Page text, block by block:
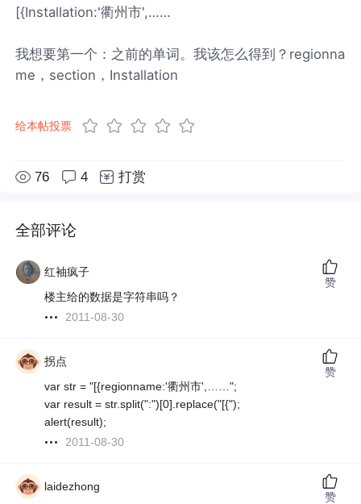
[{Installation:'衢州市',……
我想要第一个：之前的单词。我该怎么得到？regionna
me，section，Installation
给本帖投票
76 4 打赏
全部评论
红袖疯子
楼主给的数据是字符串吗？
2011-08-30
赞
拐点
var str = "[{regionname:'衢州市',……";
var result = str.split(":")[0].replace("[{");
alert(result);
2011-08-30
赞
laidezhong
赞